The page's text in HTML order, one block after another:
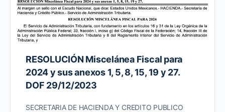
RESOLUCIÓN Miscelánea Fiscal para
2024 y sus anexos 1, 5, 8, 15, 19 y 27.
DOF 29/12/2023
SECRETARIA DE HACIENDA Y CREDITO PUBLICO